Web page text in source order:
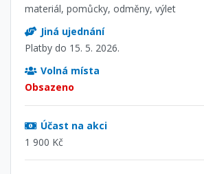
materiál, pomůcky, odměny, výlet
Jiná ujednání
Platby do 15. 5. 2026.
Volná místa
Obsazeno
Účast na akci
1 900 Kč